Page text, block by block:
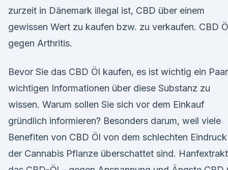
zurzeit in Dänemark illegal ist, CBD über einem
gewissen Wert zu kaufen bzw. zu verkaufen. CBD
gegen Arthritis.
Bevor Sie das CBD Öl kaufen, es ist wichtig ein Paar
wichtigen Informationen über diese Substanz zu
wissen. Warum sollen Sie sich vor dem Einkauf
gründlich informieren? Besonders darum, weil viele
Benefiten von CBD Öl von dem schlechten Eindruck
der Cannabis Pflanze überschattet sind.